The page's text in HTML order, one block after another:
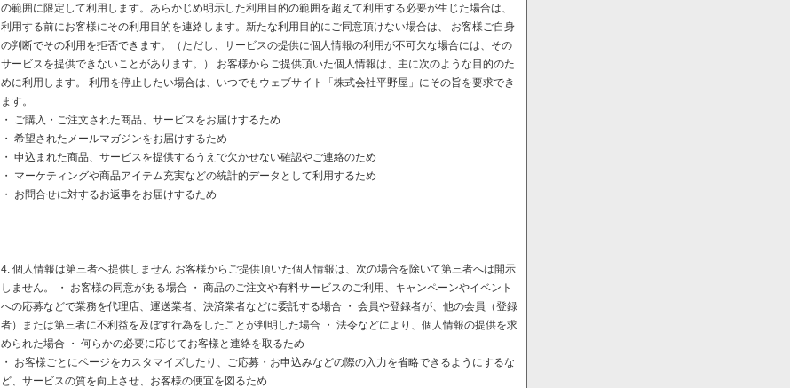
の範囲に限定して利用します。あらかじめ明示した利用目的の範囲を超えて利用する必要が生じた場合は、
利用する前にお客様にその利用目的を連絡します。新たな利用目的にご同意頂けない場合は、 お客様ご自身
の判断でその利用を拒否できます。（ただし、サービスの提供に個人情報の利用が不可欠な場合には、その
サービスを提供できないことがあります。） お客様からご提供頂いた個人情報は、主に次のような目的のた
めに利用します。 利用を停止したい場合は、いつでもウェブサイト「株式会社平野屋」にその旨を要求でき
ます。
・ ご購入・ご注文された商品、サービスをお届けするため
・ 希望されたメールマガジンをお届けするため
・ 申込まれた商品、サービスを提供するうえで欠かせない確認やご連絡のため
・ マーケティングや商品アイテム充実などの統計的データとして利用するため
・ お問合せに対するお返事をお届けするため
4. 個人情報は第三者へ提供しません お客様からご提供頂いた個人情報は、次の場合を除いて第三者へは開示
しません。 ・ お客様の同意がある場合 ・ 商品のご注文や有料サービスのご利用、キャンペーンやイベント
への応募などで業務を代理店、運送業者、決済業者などに委託する場合 ・ 会員や登録者が、他の会員（登録
者）または第三者に不利益を及ぼす行為をしたことが判明した場合 ・ 法令などにより、個人情報の提供を求
められた場合 ・ 何らかの必要に応じてお客様と連絡を取るため
・ お客様ごとにページをカスタマイズしたり、ご応募・お申込みなどの際の入力を省略できるようにするな
ど、サービスの質を向上させ、お客様の便宜を図るため